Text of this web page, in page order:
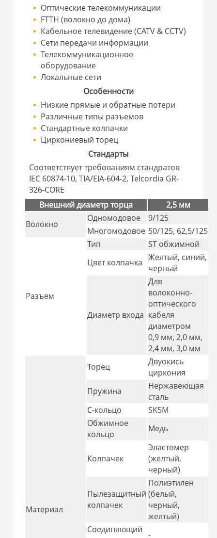
Оптические телекоммуникации
FTTH (волокно до дома)
Кабельное телевидение (CATV & CCTV)
Сети передачи информации
Телекоммуникационное
оборудование
Локальные сети
Особенности
Низкие прямые и обратные потери
Различные типы разъемов
Стандартные колпачки
Циркониевый торец
Стандарты
Соответствует требованиям стандратов
IEC 60874-10, TIA/EIA-604-2, Telcordia GR-
326-CORE
Внешний диаметр торца
2,5 мм
Волокно
Одномодовое
9/125
Многомодовое 50/125, 62,5/125
Разъем
Тип
ST обжимной
Цвет колпачка
Желтый, синий,
черный
Диаметр входа
Для
волоконно-
оптического
кабеля
диаметром
0,9 мм, 2,0 мм,
2,4 мм, 3,0 мм
Материал
Торец
Двуокись
циркония
Пружина
Нержавеющая
сталь
С-кольцо
SK5M
Обжимное
кольцо
Медь
Колпачек
Эластомер
(желтый,
черный)
Пылезащитный
колпачек
Полиэтилен
(белый,
черный,
желтый)
Соединяющий
-